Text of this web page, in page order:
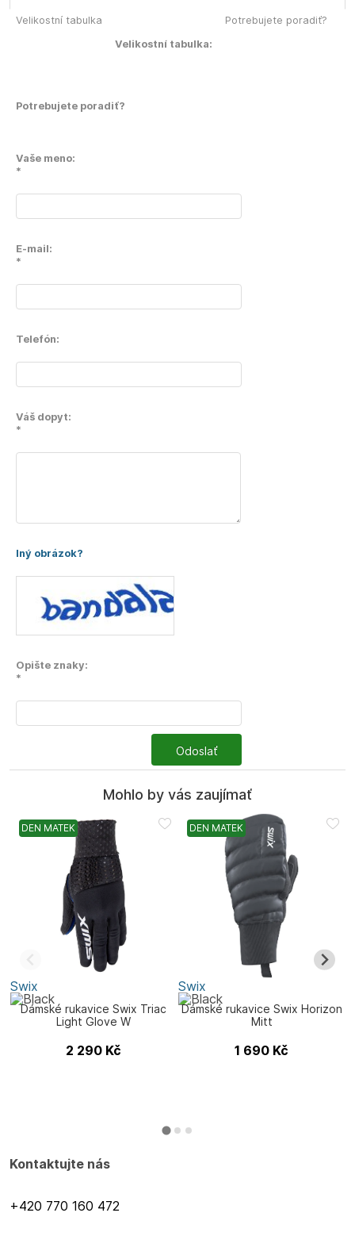
Velikostní tabulka
Velikostní tabulka:
Potrebujete poradiť?
Potrebujete poradiť?
Vaše meno:
*
E-mail:
*
Telefón:
Váš dopyt:
*
Iný obrázok?
Opište znaky:
*
Odoslať
Mohlo by vás zaujímať
DEN MATEK
Swix
Dámské rukavice Swix Triac
Light Glove W
2 290 Kč
DEN MATEK
Swix
Dámské rukavice Swix Horizon
Mitt
1 690 Kč
Kontaktujte nás
+420 770 160 472